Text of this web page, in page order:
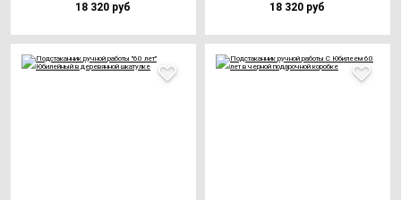
18 320 руб 18 320 руб